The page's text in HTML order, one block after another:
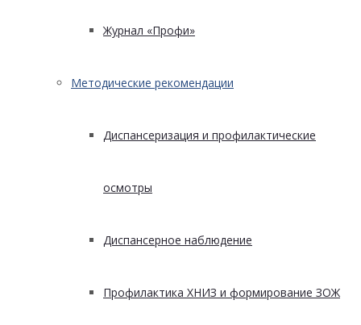
Журнал «Профи»
Методические рекомендации
Диспансеризация и профилактические
осмотры
Диспансерное наблюдение
Профилактика ХНИЗ и формирование ЗОЖ